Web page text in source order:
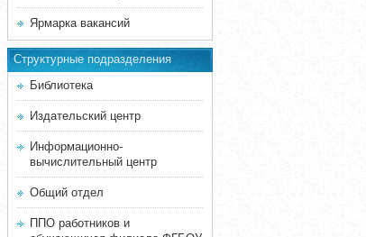
Ярмарка вакансий
Структурные подразделения
Библиотека
Издательский центр
Информационно-
вычислительный центр
Общий отдел
ППО работников и